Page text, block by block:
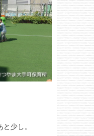
少し。